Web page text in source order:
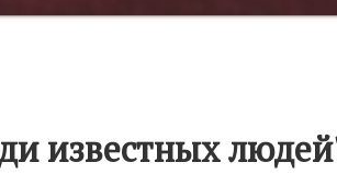
известных